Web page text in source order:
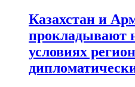
Казахстан и
прокладывают
условиях